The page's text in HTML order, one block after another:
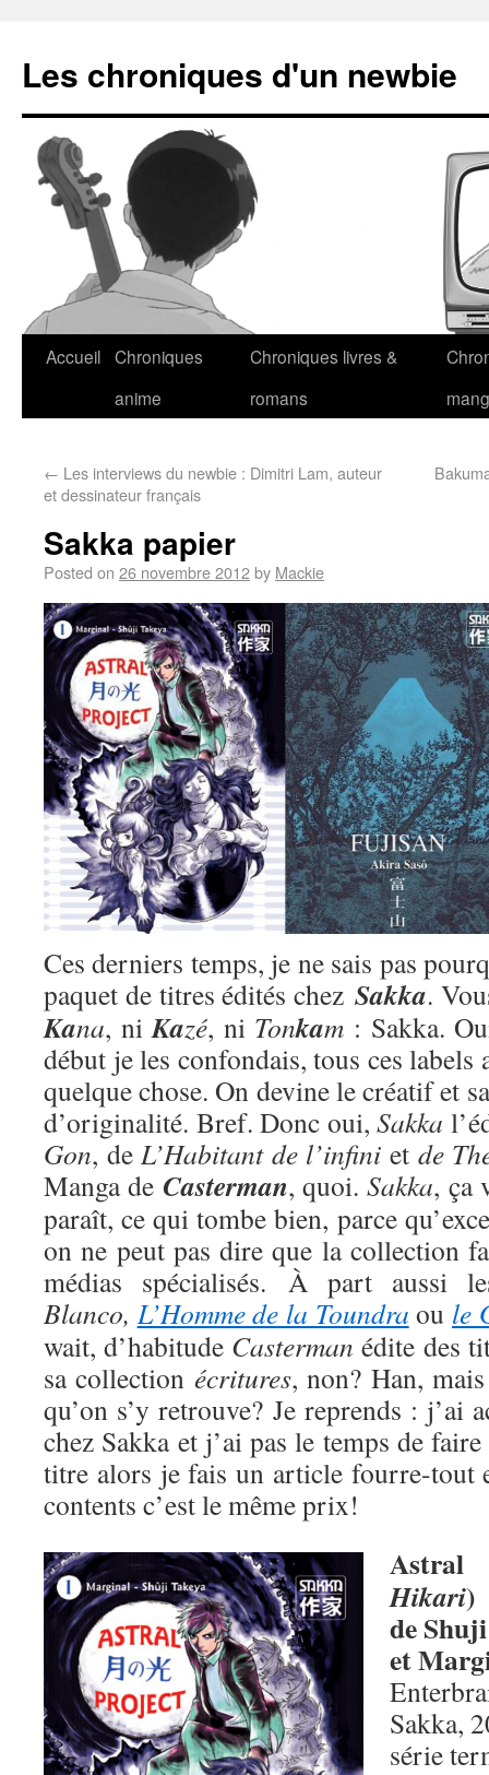
Les chroniques d'un newbie
Accueil Chroniques
anime
Chroniques livres &
romans
← Les interviews du newbie : Dimitri Lam, auteur
et dessinateur français
Sakka papier
Posted on 26 novembre 2012by Mackie
Ces derniers temps, je ne sais pas
paquet de titres édités chez Sakka.
Kana, niKazé, ni Tonkam : Sakka.
début je les confondais, tous ces labels
quelque chose. On devine le créatif et
d’originalité. Bref. Donc oui,Sakka
Gon, deL’Habitant de l’infini et de
Manga de Casterman, quoi.Sakka, ça
paraît, ce qui tombe bien, parce
on ne peut pas dire que la collection
médias spécialisés. À part aussi
Blanco, L’Homme de la Toundra ou le
wait, d’habitude Casterman édite des
sa collection écritures, non? Han,
qu’on s’y retrouve? Je reprends : j’ai
chez Sakka et j’ai pas le temps de
titre alors je fais un article fourre-tout
contents c’est le même prix!
Astral
Hikari)
de
et
Sakka,
série